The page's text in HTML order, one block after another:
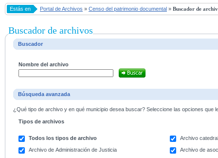
Estás en Portal de Archivos » Censo del patrimonio documental » Buscador de
Buscador de archivos
Buscador
Nombre del archivo
Búsqueda avanzada
¿Qué tipo de archivo y en qué municipio desea buscar? Seleccione las opciones que
Tipos de archivos
Todos los tipos de archivo
Archivo
Archivo de Administración de Justicia
Archivo de